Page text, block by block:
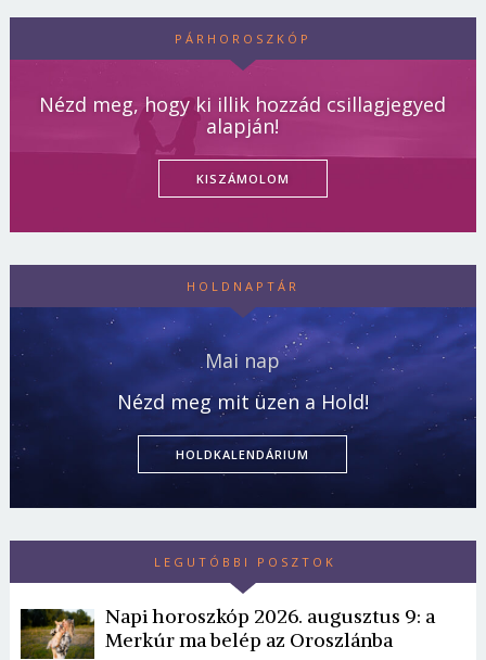
PÁRHOROSZKÓP
Nézd meg, hogy ki illik hozzád csillagjegyed
alapján!
KISZÁMOLOM
HOLDNAPTÁR
Mai nap
Nézd meg mit üzen a Hold!
HOLDKALENDÁRIUM
LEGUTÓBBI POSZTOK
Napi horoszkóp 2026. augusztus 9: a
Merkúr ma belép az Oroszlánba